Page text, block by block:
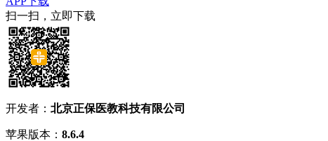
扫一扫，立即下载
开发者： 北京正保医教科技有限公司
苹果版本： 8.6.4